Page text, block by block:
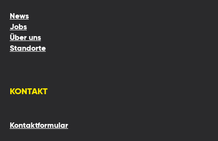
News
Jobs
Über uns
Standorte
KONTAKT
Kontaktformular